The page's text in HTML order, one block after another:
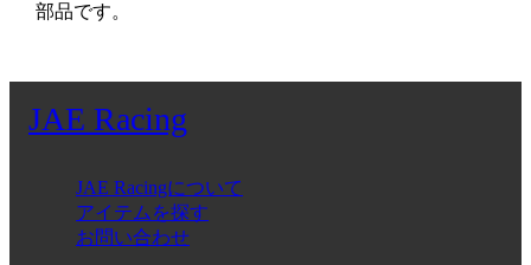
部品です。
JAE Racing
JAE Racingについて
アイテムを探す
お問い合わせ